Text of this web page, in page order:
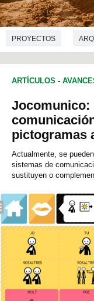
PROYECTOS
ARTÍCULOS -
Jocomunico:
pictogramas
Actualmente, se
sistemas de
sustituyen o